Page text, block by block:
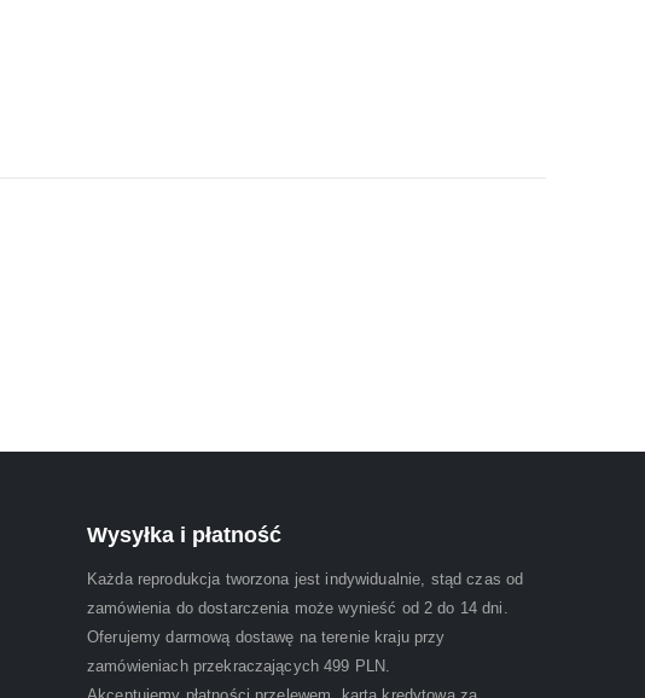
Wysyłka i płatność
Każda reprodukcja tworzona jest indywidualnie, stąd czas od
zamówienia do dostarczenia może wynieść od 2 do 14 dni.
Oferujemy darmową dostawę na terenie kraju przy
zamówieniach przekraczających 499 PLN.